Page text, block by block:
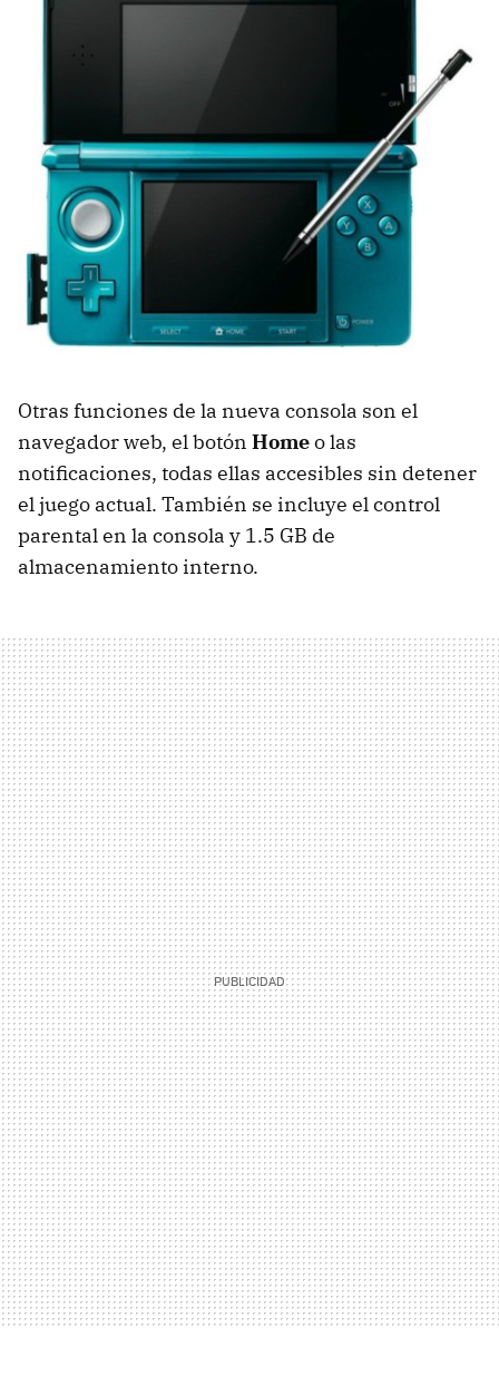
Otras funciones de la nueva consola son el
navegador web, el botón Homeo las
notificaciones, todas ellas accesibles sin detener
el juego actual. También se incluye el control
parental en la consola y 1.5 GB de
almacenamiento interno.